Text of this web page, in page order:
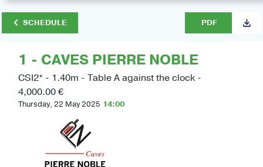
SCHEDULE PDF
1 - CAVES PIERRE NOBLE
CSI2* - 1.40m - Table A against the clock -
4,000.00 €
Thursday, 22 May 2025 14:00